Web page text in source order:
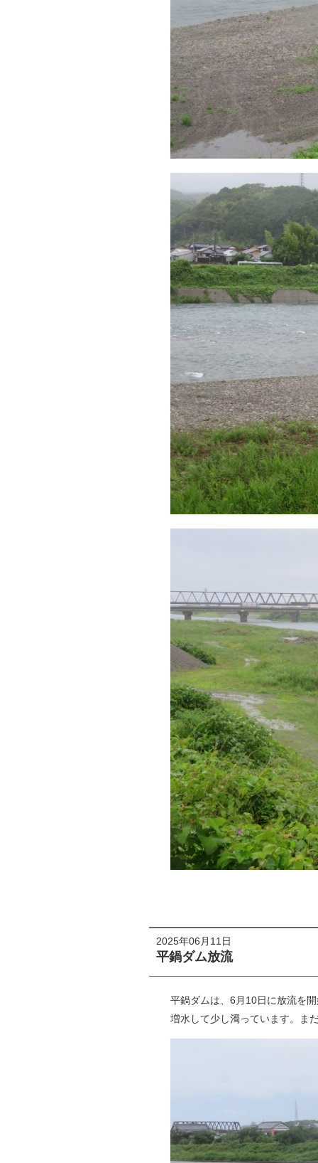
2025年06月11日
平鍋ダム放流
平鍋ダムは、6月10日に放流を
増水して少し濁っています。ま